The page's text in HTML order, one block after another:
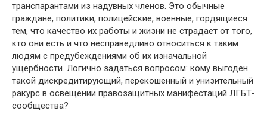
транспарантами из надувных членов. Это обычные
граждане, политики, полицейские, военные, гордящиеся
тем, что качество их работы и жизни не страдает от того,
кто они есть и что несправедливо относиться к таким
людям с предубеждениями об их изначальной
ущербности. Логично задаться вопросом: кому выгоден
такой дискредитирующий, перекошенный и унизительный
ракурс в освещении правозащитных манифестаций ЛГБТ-
сообщества?